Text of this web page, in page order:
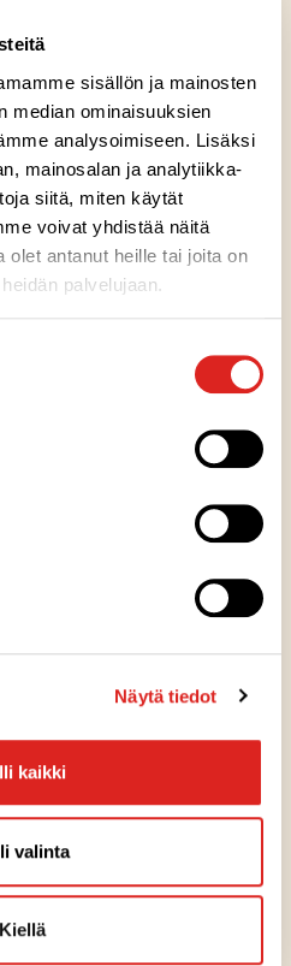
sisällön ja mainosten
median ominaisuuksien
analysoimiseen. Lisäksi
mainosalan ja analytiikka-
siitä, miten käytät
voivat yhdistää näitä
olet antanut heille tai joita on
palvelujaan.
Näytä tiedot
kaikki
valinta
Kiellä
, joka maistuu myös
kulhoruokia
kulhoruokia, joissa
mauista kansainvälisiin.
kastike mureiden
Thaimaasta ja sisältää
runsaasti kasviksia.
jatkuvasti myös uusia,
kokoamaan
kehitetty havainnollisiksi
aterian. Voit yhdellä
on: